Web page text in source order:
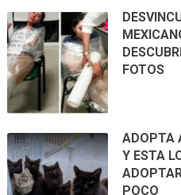
FOTOS
ADOPTA
Y ESTA
POCO